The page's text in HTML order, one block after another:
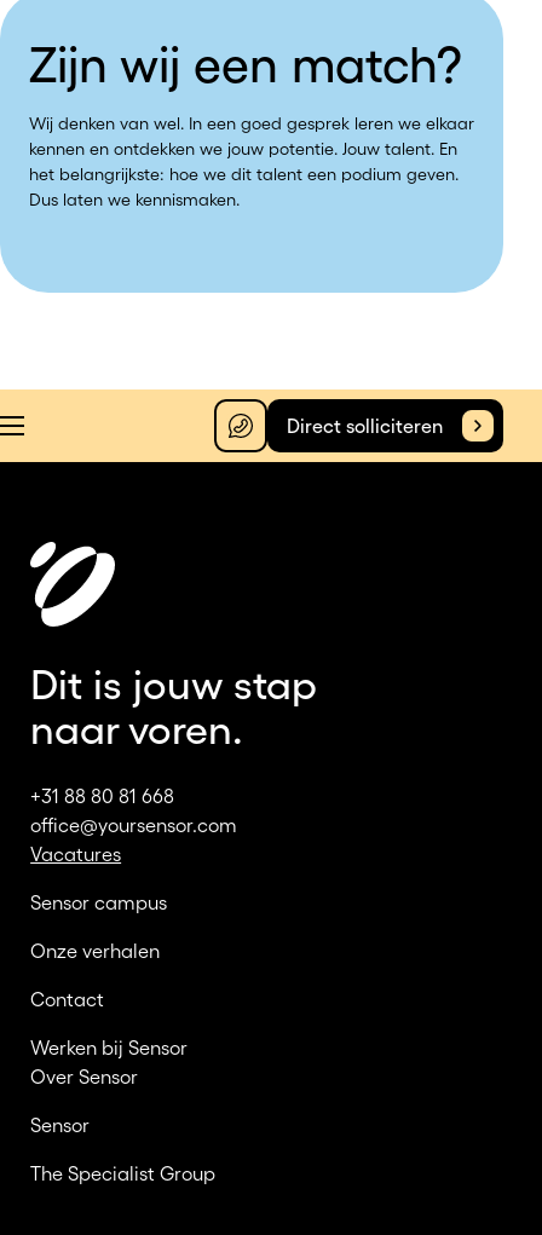
Zijn wij een match?
Wij denken van wel. In een goed gesprek leren we elkaar
kennen en ontdekken we jouw potentie. Jouw talent. En
het belangrijkste: hoe we dit talent een podium geven.
Dus laten we kennismaken.
Direct solliciteren
Dit is jouw stap
naar voren.
+31 88 80 81 668
office@yoursensor.com
Vacatures
Sensor campus
Onze verhalen
Contact
Werken bij Sensor
Over Sensor
Sensor
The Specialist Group